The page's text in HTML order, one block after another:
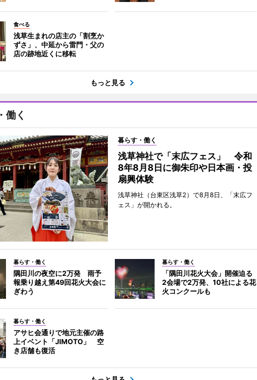
食べる
浅草生まれの店主の「割烹か
ずさ」、中延から雷門・父の
店の跡地近くに移転
もっと見る
働く
暮らす・働く
浅草神社で「末広フェス」 令和
8年8月8日に御朱印や日本画・投
扇興体験
浅草神社（台東区浅草2）で8月8日、「末広フ
ェス」が開かれる。
暮らす・働く
隅田川の夜空に2万発 雨予
報乗り越え第49回花火大会に
ぎわう
暮らす・働く
「隅田川花火大会」開催迫る
2会場で2万発、10社による花
火コンクールも
暮らす・働く
アサヒ会通りで地元主催の路
上イベント「JIMOTO」 空
き店舗も復活